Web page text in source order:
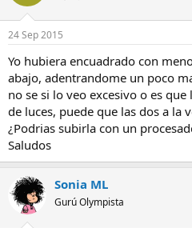
24 Sep 2015
Yo hubiera encuadrado con
abajo, adentrandome un poco
no se si lo veo excesivo o es
de luces, puede que las dos a la
¿Podrias subirla con un
Saludos
Sonia ML
Gurú Olympista